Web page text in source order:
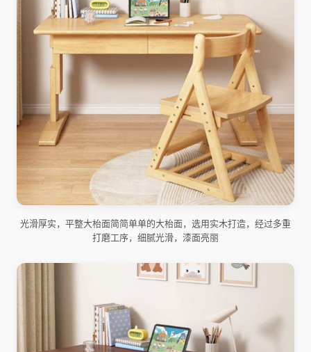
光滑厚实，平整大枱面简简单单的大枱面，选用实木打造，经过多重
打磨工序，细腻光滑，漆面亮丽